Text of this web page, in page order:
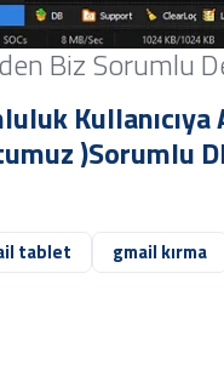
Biz Sorumlu
)Sorumlu
tablet gmail kırma